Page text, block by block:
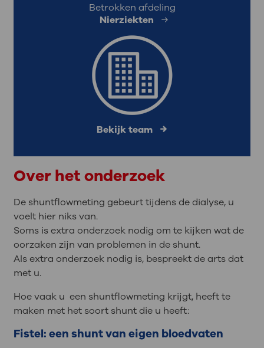
Betrokken afdeling
Nierziekten
Bekijk team
Over het onderzoek
De shuntflowmeting gebeurt tijdens de dialyse, u
voelt hier niks van.
Soms is extra onderzoek nodig om te kijken wat de
oorzaken zijn van problemen in de shunt.
Als extra onderzoek nodig is, bespreekt de arts dat
met u.
Hoe vaak u een shuntflowmeting krijgt, heeft te
maken met het soort shunt die u heeft:
Fistel: een shunt van eigen bloedvaten